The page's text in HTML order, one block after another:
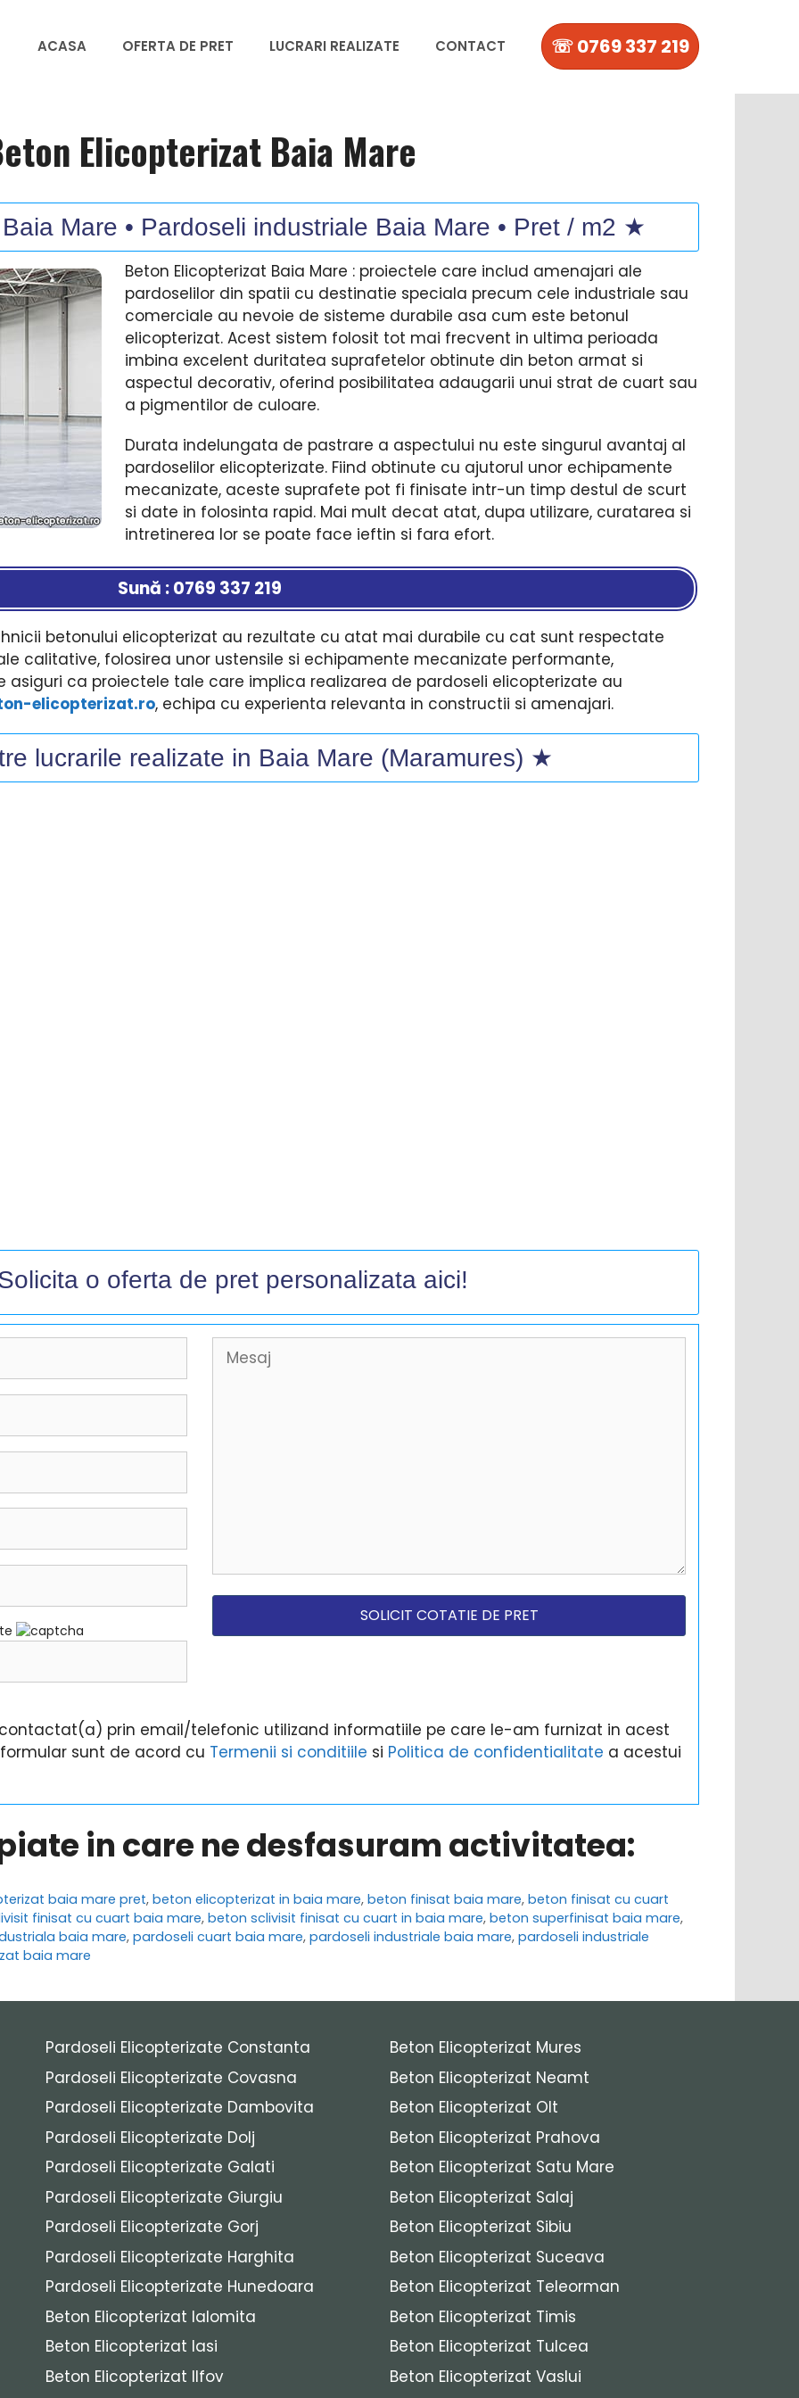
ACASA OFERTA DE PRET LUCRARI REALIZATE CONTACT ☏ 0769 337 219
Elicopterizat Baia Mare
Mare • Pardoseli industriale Baia Mare • Pret / m2 ★
Beton Elicopterizat Baia Mare : proiectele care includ amenajari ale
pardoselilor din spatii cu destinatie speciala precum cele industriale sau
comerciale au nevoie de sisteme durabile asa cum este betonul
elicopterizat. Acest sistem folosit tot mai frecvent in ultima perioada
imbina excelent duritatea suprafetelor obtinute din beton armat si
aspectul decorativ, oferind posibilitatea adaugarii unui strat de cuart sau
a pigmentilor de culoare.
Durata indelungata de pastrare a aspectului nu este singurul avantaj al
pardoselilor elicopterizate. Fiind obtinute cu ajutorul unor echipamente
mecanizate, aceste suprafete pot fi finisate intr-un timp destul de scurt
si date in folosinta rapid. Mai mult decat atat, dupa utilizare, curatarea si
intretinerea lor se poate face ieftin si fara efort.
Sună : 0769 337 219
betonului elicopterizat au rezultate cu atat mai durabile cu cat sunt respectate
calitative, folosirea unor ustensile si echipamente mecanizate performante,
asiguri ca proiectele tale care implica realizarea de pardoseli elicopterizate au
elicopterizat.ro, echipa cu experienta relevanta in constructii si amenajari.
lucrarile realizate in Baia Mare (Maramures) ★
o oferta de pret personalizata aici!
prin email/telefonic utilizand informatiile pe care le-am furnizat in acest
sunt de acord cu Termenii si conditiile si Politica de confidentialitate a acestui
in care ne desfasuram activitatea:
baia mare pret,beton elicopterizat in baia mare,beton finisat baia mare,beton finisat cu cuart
finisat cu cuart baia mare, beton sclivisit finisat cu cuart in baia mare, beton superfinisat baia mare,
baia mare, pardoseli cuart baia mare, pardoseli industriale baia mare, pardoseli industriale
baia mare
Pardoseli Elicopterizate Constanta
Pardoseli Elicopterizate Covasna
Pardoseli Elicopterizate Dambovita
Pardoseli Elicopterizate Dolj
Pardoseli Elicopterizate Galati
Pardoseli Elicopterizate Giurgiu
Pardoseli Elicopterizate Gorj
Pardoseli Elicopterizate Harghita
Pardoseli Elicopterizate Hunedoara
Beton Elicopterizat Ialomita
Beton Elicopterizat Iasi
Beton Elicopterizat Ilfov
Beton Elicopterizat Mures
Beton Elicopterizat Neamt
Beton Elicopterizat Olt
Beton Elicopterizat Prahova
Beton Elicopterizat Satu Mare
Beton Elicopterizat Salaj
Beton Elicopterizat Sibiu
Beton Elicopterizat Suceava
Beton Elicopterizat Teleorman
Beton Elicopterizat Timis
Beton Elicopterizat Tulcea
Beton Elicopterizat Vaslui